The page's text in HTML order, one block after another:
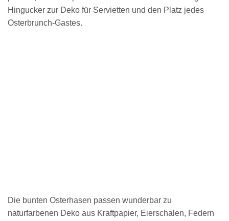
Hingucker zur Deko für Servietten und den Platz jedes
Osterbrunch-Gastes.
Die bunten Osterhasen passen wunderbar zu
naturfarbenen Deko aus Kraftpapier, Eierschalen, Federn